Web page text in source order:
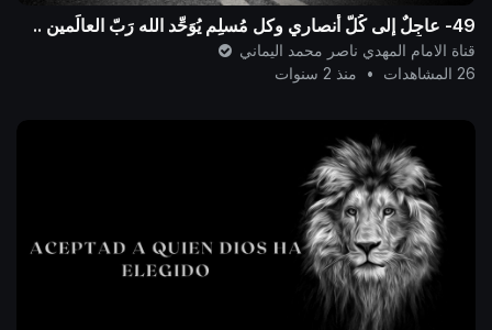
49- عاجِلٌ إلى كُلّ أنصاري وكل مُسلِم يُوَحِّد الله رَبّ العالَمين ..
قناة الامام المهدي ناصر محمد اليماني
26 المشاهدات
• منذ 2 سنوات